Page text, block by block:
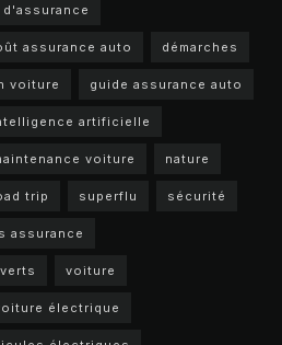
assurance auto démarches
voiture guide assurance auto
artificielle
voiture nature
trip superflu sécurité
assurance
verts voiture
électrique